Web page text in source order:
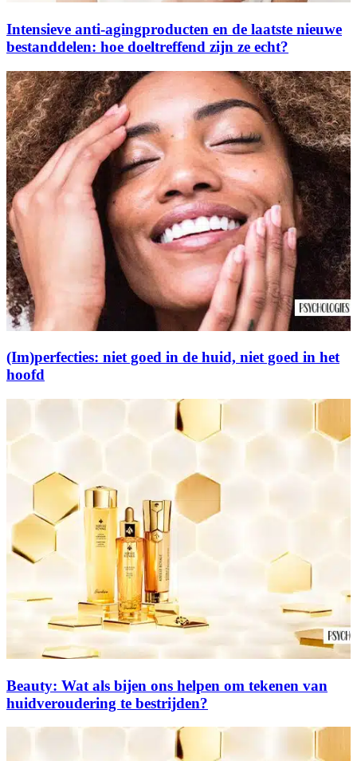
Intensieve anti-agingproducten en de laatste nieuwe
bestanddelen: hoe doeltreffend zijn ze echt?
(Im)perfecties: niet goed in de huid, niet goed in het
hoofd
Beauty: Wat als bijen ons helpen om tekenen van
huidveroudering te bestrijden?